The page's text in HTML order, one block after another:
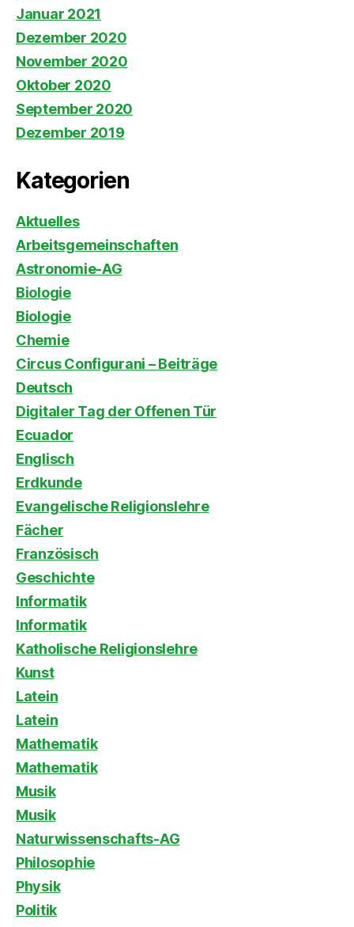
Januar 2021
Dezember 2020
November 2020
Oktober 2020
September 2020
Dezember 2019
Kategorien
Aktuelles
Arbeitsgemeinschaften
Astronomie-AG
Biologie
Biologie
Chemie
Circus Configurani – Beiträge
Deutsch
Digitaler Tag der Offenen Tür
Ecuador
Englisch
Erdkunde
Evangelische Religionslehre
Fächer
Französisch
Geschichte
Informatik
Informatik
Katholische Religionslehre
Kunst
Latein
Latein
Mathematik
Mathematik
Musik
Musik
Naturwissenschafts-AG
Philosophie
Physik
Politik